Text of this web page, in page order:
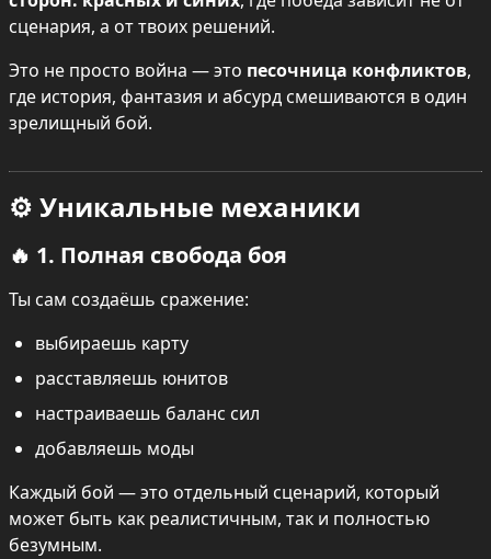
сценария, а от твоих решений.
Это не просто война — это песочница конфликтов,
где история, фантазия и абсурд смешиваются в один
зрелищный бой.
⚙️ Уникальные механики
🔥 1. Полная свобода боя
Ты сам создаёшь сражение:
выбираешь карту
расставляешь юнитов
настраиваешь баланс сил
добавляешь моды
Каждый бой — это отдельный сценарий, который
может быть как реалистичным, так и полностью
безумным.